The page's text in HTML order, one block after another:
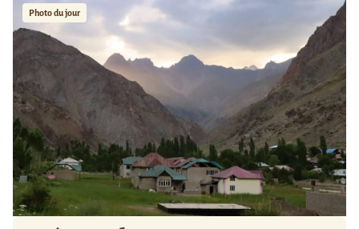
Photo du jour